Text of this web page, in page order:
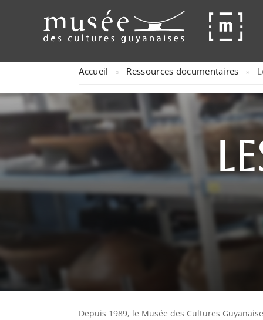
Accueil » Ressources documentaires »
Depuis 1989, le Musée des Cultures